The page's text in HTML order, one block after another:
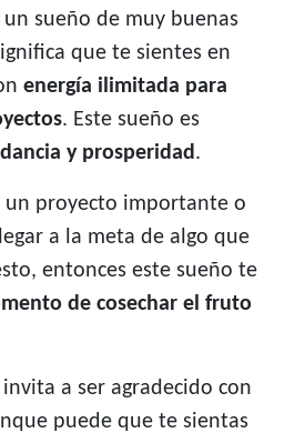
sueño de muy buenas
que te sientes en
energía ilimitada para
. Este sueño es
y prosperidad.
un proyecto importante o
a la meta de algo que
entonces este sueño te
de cosechar el fruto
a ser agradecido con
puede que te sientas